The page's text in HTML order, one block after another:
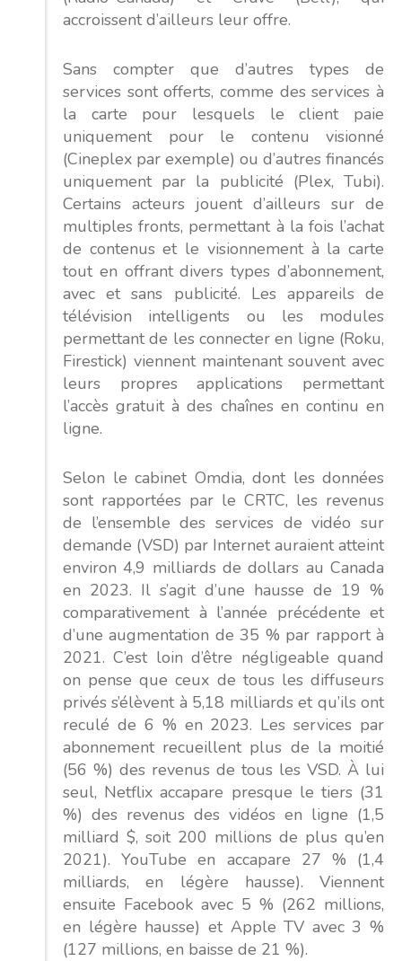
accroissent d’ailleurs leur offre.
Sans compter que d’autres types de
services sont offerts, comme des services à
la carte pour lesquels le client paie
uniquement pour le contenu visionné
(Cineplex par exemple) ou d’autres financés
uniquement par la publicité (Plex, Tubi).
Certains acteurs jouent d’ailleurs sur de
multiples fronts, permettant à la fois l’achat
de contenus et le visionnement à la carte
tout en offrant divers types d’abonnement,
avec et sans publicité. Les appareils de
télévision intelligents ou les modules
permettant de les connecter en ligne (Roku,
Firestick) viennent maintenant souvent avec
leurs propres applications permettant
l’accès gratuit à des chaînes en continu en
ligne.
Selon le cabinet Omdia, dont les données
sont rapportées par le CRTC, les revenus
de l’ensemble des services de vidéo sur
demande (VSD) par Internet auraient atteint
environ 4,9 milliards de dollars au Canada
en 2023. Il s’agit d’une hausse de 19 %
comparativement à l’année précédente et
d’une augmentation de 35 % par rapport à
2021. C’est loin d’être négligeable quand
on pense que ceux de tous les diffuseurs
privés s’élèvent à 5,18 milliards et qu’ils ont
reculé de 6 % en 2023. Les services par
abonnement recueillent plus de la moitié
(56 %) des revenus de tous les VSD. À lui
seul, Netflix accapare presque le tiers (31
%) des revenus des vidéos en ligne (1,5
milliard $, soit 200 millions de plus qu’en
2021). YouTube en accapare 27 % (1,4
milliards, en légère hausse). Viennent
ensuite Facebook avec 5 % (262 millions,
en légère hausse) et Apple TV avec 3 %
(127 millions, en baisse de 21 %).